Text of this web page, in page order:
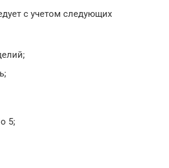
с учетом следующих
5;